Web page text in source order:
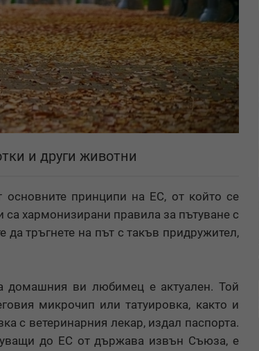
и други животни
принципи на ЕС, от който се
хармонизирани правила за пътуване с
да тръгнете на път с такъв придружител,
домашния ви любимец е актуален. Той
микрочип или татуировка, както и
с ветеринарния лекар, издал паспорта.
до ЕС от държава извън Съюза, е